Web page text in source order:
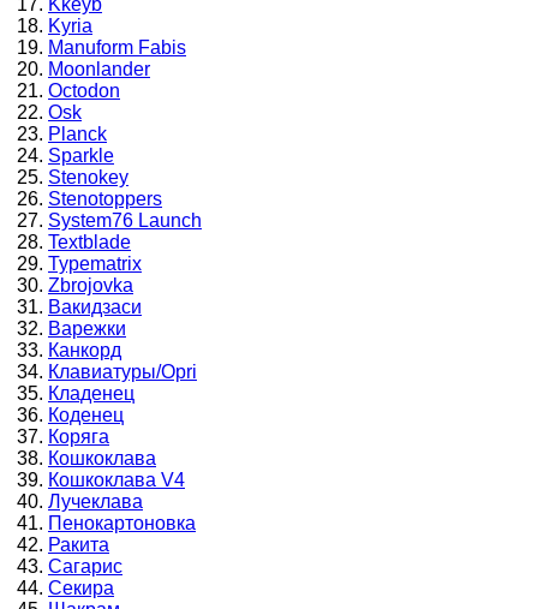
Kkeyb
Kyria
Manuform Fabis
Moonlander
Octodon
Osk
Planck
Sparkle
Stenokey
Stenotoppers
System76 Launch
Textblade
Typematrix
Zbrojovka
Вакидзаси
Варежки
Канкорд
Клавиатуры/Opri
Кладенец
Коденец
Коряга
Кошкоклава
Кошкоклава V4
Лучеклава
Пенокартоновка
Ракита
Сагарис
Секира